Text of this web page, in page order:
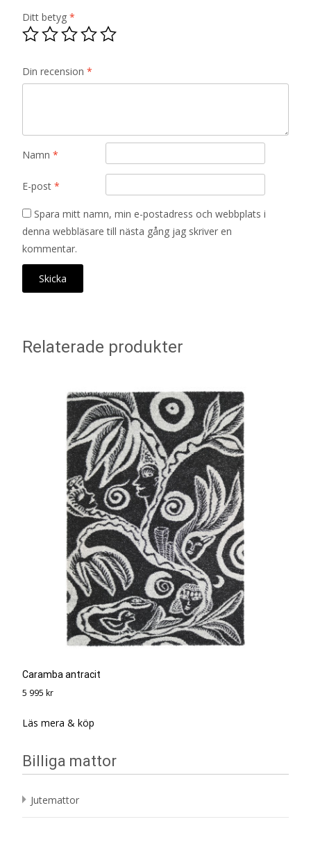
Ditt betyg *
Din recension *
Namn *
E-post *
Spara mitt namn, min e-postadress och webbplats i
denna webbläsare till nästa gång jag skriver en
kommentar.
Relaterade produkter
Caramba antracit
5 995 kr
Läs mera & köp
Billiga mattor
Jutemattor